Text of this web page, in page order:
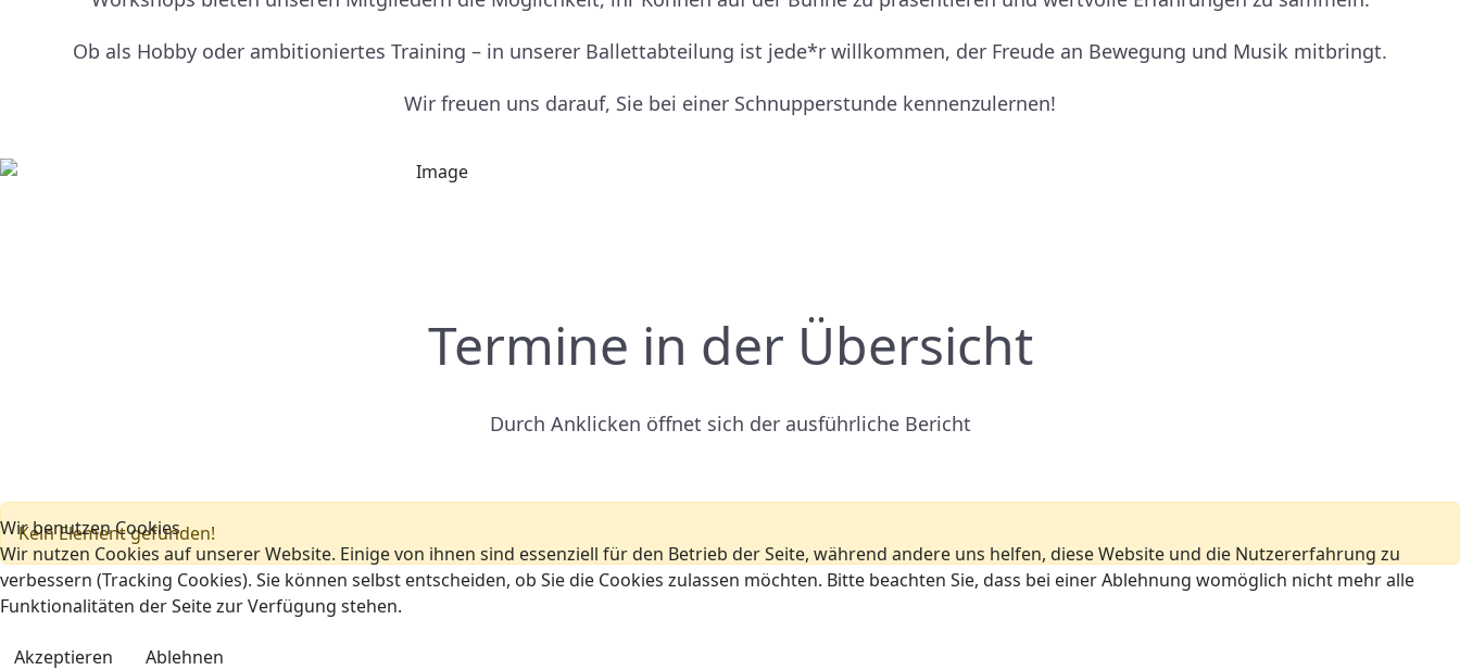
Ob als Hobby oder ambitioniertes Training – in unserer Ballettabteilung ist jede*r willkommen, der Freude an Bewegung und Musik mitbringt.
Wir freuen uns darauf, Sie bei einer Schnupperstunde kennenzulernen!
Termine in der Übersicht
Durch Anklicken öffnet sich der ausführliche Bericht
Kein Element gefunden!
Wir benutzen Cookies
Wir nutzen Cookies auf unserer Website. Einige von ihnen sind essenziell für den Betrieb der Seite, während andere uns helfen, diese Website und die Nutzererfahrung zu
verbessern (Tracking Cookies). Sie können selbst entscheiden, ob Sie die Cookies zulassen möchten. Bitte beachten Sie, dass bei einer Ablehnung womöglich nicht mehr alle
Funktionalitäten der Seite zur Verfügung stehen.
Akzeptieren
Ablehnen